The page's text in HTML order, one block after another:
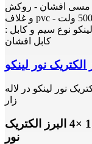
- سیم مسی افشان - روکش
نوع سیم و کابل :
کابل افشان
نور لینکو
نور لینکو در لاله
زار
بررسی و مشخصات کابل افشان 1.5 ×4 البرز الکتریک
نور